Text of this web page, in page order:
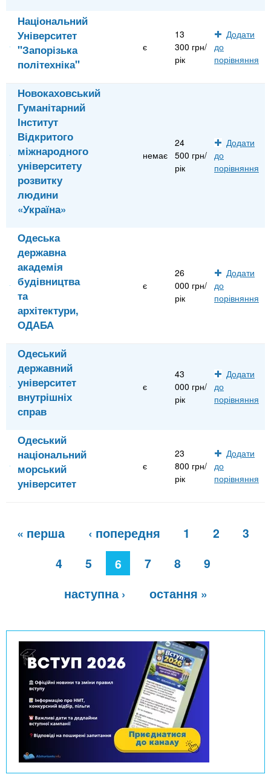
Національний
Університет
"Запорізька
політехніка"
є
13
300 грн/
рік
Додати
до
порівняння
Новокаховський
Гуманітарний
Інститут
Відкритого
міжнародного
університету
розвитку
людини
«Україна»
немає
24
500 грн/
рік
Додати
до
порівняння
Одеська
державна
академія
будівництва
та
архітектури,
ОДАБА
є
26
000 грн/
рік
Додати
до
порівняння
Одеський
державний
університет
внутрішніх
справ
є
43
000 грн/
рік
Додати
до
порівняння
Одеський
національний
морський
університет
є
23
800 грн/
рік
Додати
до
порівняння
« перша ‹ попередня 1 2
3
4
5 6 7 8
9
наступна ›
остання »